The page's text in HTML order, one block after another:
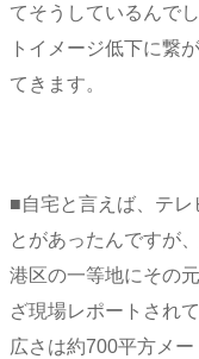
てそうしているんで
トイメージ低下に繋
てきます。
■自宅と言えば、テ
とがあったんですが、
港区の一等地にその
ざ現場レポートされ
広さは約700平方メ